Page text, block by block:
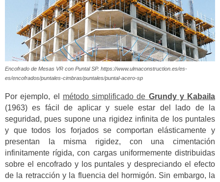
Encofrado de Mesas VR con Puntal SP. https://www.ulmaconstruction.es/es-
es/encofrados/puntales-cimbras/puntales/puntal-acero-sp
Por ejemplo, el método simplificado de Grundy y Kabaila
(1963) es fácil de aplicar y suele estar del lado de la
seguridad, pues supone una rigidez infinita de los puntales
y que todos los forjados se comportan elásticamente y
presentan la misma rigidez, con una cimentación
infinitamente rígida, con cargas uniformemente distribuidas
sobre el encofrado y los puntales y despreciando el efecto
de la retracción y la fluencia del hormigón. Sin embargo, la